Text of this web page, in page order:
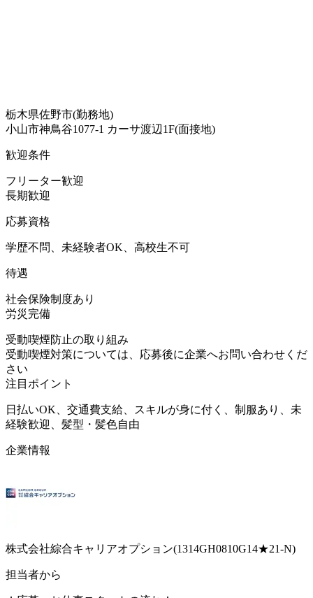
栃木県佐野市(勤務地)
小山市神鳥谷1077-1 カーサ渡辺1F(面接地)
歓迎条件
フリーター歓迎
長期歓迎
応募資格
学歴不問、未経験者OK、高校生不可
待遇
社会保険制度あり
労災完備
受動喫煙防止の取り組み
受動喫煙対策については、応募後に企業へお問い合わせくだ
さい
注目ポイント
日払いOK、交通費支給、スキルが身に付く、制服あり、未
経験歓迎、髪型・髪色自由
企業情報
株式会社綜合キャリアオプション(1314GH0810G14★21-N)
担当者から